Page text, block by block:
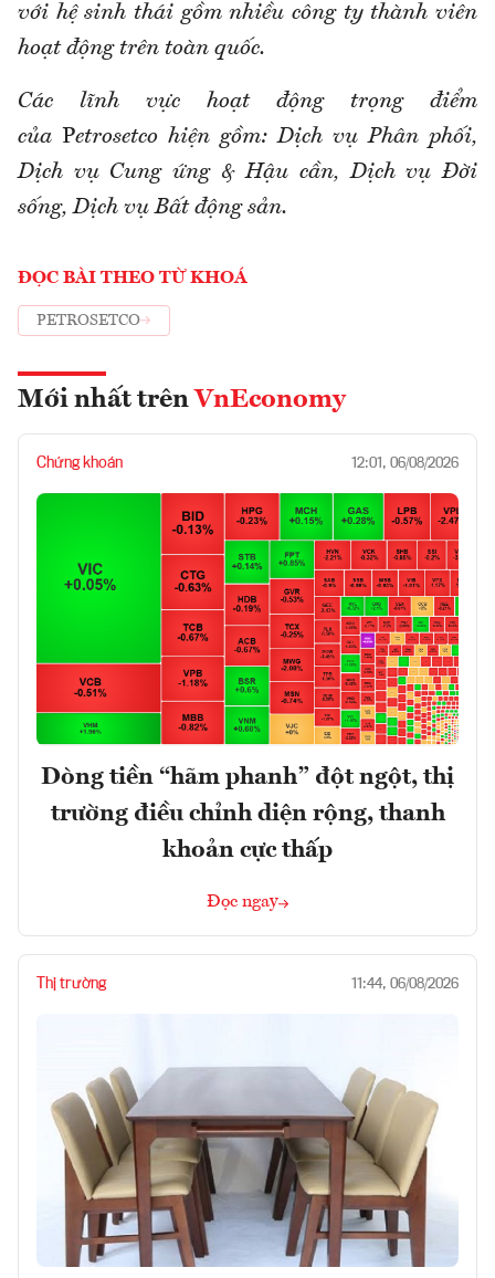
với hệ sinh thái gồm nhiều công ty thành viên
hoạt động trên toàn quốc.
Các lĩnh vực hoạt động trọng điểm
của Petrosetco hiện gồm: Dịch vụ Phân phối,
Dịch vụ Cung ứng & Hậu cần, Dịch vụ Đời
sống, Dịch vụ Bất động sản.
ĐỌC BÀI THEO TỪ KHOÁ
PETROSETCO
Mới nhất trên VnEconomy
Chứng khoán 12:01, 06/08/2026
Dòng tiền “hãm phanh” đột ngột, thị
trường điều chỉnh diện rộng, thanh
khoản cực thấp
Đọc ngay
Thị trường 11:44, 06/08/2026